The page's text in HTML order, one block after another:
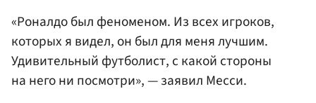
«Роналдо был феноменом. Из всех игроков,
которых я видел, он был для меня лучшим.
Удивительный футболист, с какой стороны
на него ни посмотри», — заявил Месси.